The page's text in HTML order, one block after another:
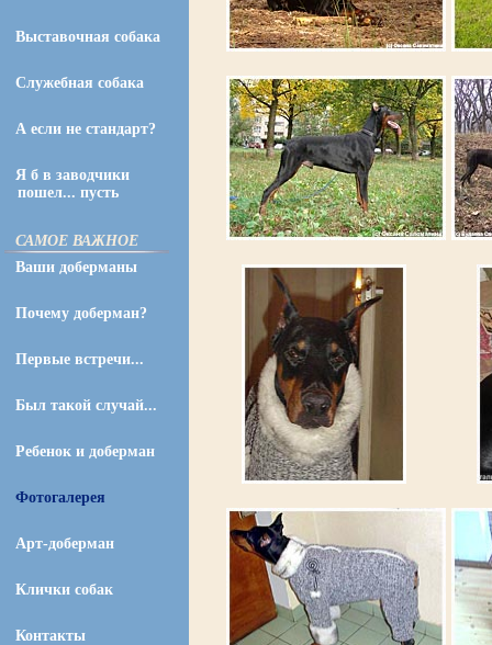
Выставочная собака
Служебная собака
А если не стандарт?
Я б в заводчики
пошел... пусть
САМОЕ ВАЖНОЕ
Ваши доберманы
Почему доберман?
Первые встречи...
Был такой случай...
Ребенок и доберман
Фотогалерея
Арт-доберман
Клички собак
Контакты